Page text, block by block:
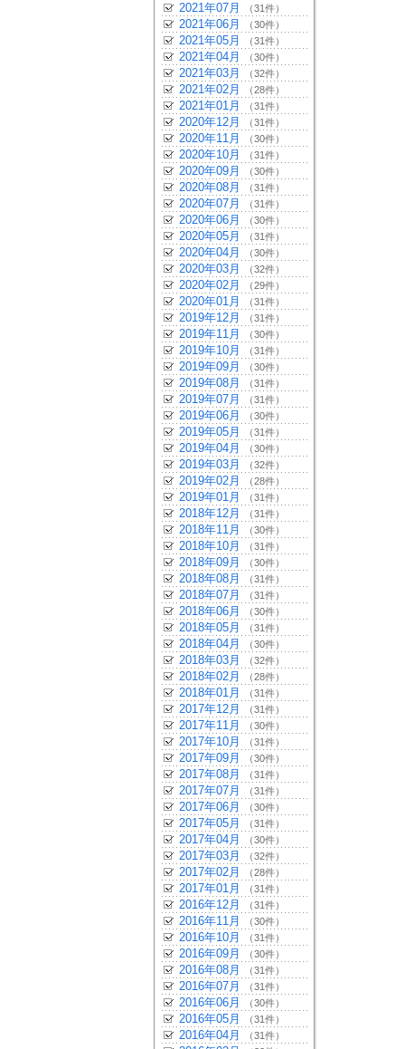
2021年07月 （31件）
2021年06月 （30件）
2021年05月 （31件）
2021年04月 （30件）
2021年03月 （32件）
2021年02月 （28件）
2021年01月 （31件）
2020年12月 （31件）
2020年11月 （30件）
2020年10月 （31件）
2020年09月 （30件）
2020年08月 （31件）
2020年07月 （31件）
2020年06月 （30件）
2020年05月 （31件）
2020年04月 （30件）
2020年03月 （32件）
2020年02月 （29件）
2020年01月 （31件）
2019年12月 （31件）
2019年11月 （30件）
2019年10月 （31件）
2019年09月 （30件）
2019年08月 （31件）
2019年07月 （31件）
2019年06月 （30件）
2019年05月 （31件）
2019年04月 （30件）
2019年03月 （32件）
2019年02月 （28件）
2019年01月 （31件）
2018年12月 （31件）
2018年11月 （30件）
2018年10月 （31件）
2018年09月 （30件）
2018年08月 （31件）
2018年07月 （31件）
2018年06月 （30件）
2018年05月 （31件）
2018年04月 （30件）
2018年03月 （32件）
2018年02月 （28件）
2018年01月 （31件）
2017年12月 （31件）
2017年11月 （30件）
2017年10月 （31件）
2017年09月 （30件）
2017年08月 （31件）
2017年07月 （31件）
2017年06月 （30件）
2017年05月 （31件）
2017年04月 （30件）
2017年03月 （32件）
2017年02月 （28件）
2017年01月 （31件）
2016年12月 （31件）
2016年11月 （30件）
2016年10月 （31件）
2016年09月 （30件）
2016年08月 （31件）
2016年07月 （31件）
2016年06月 （30件）
2016年05月 （31件）
2016年04月 （31件）